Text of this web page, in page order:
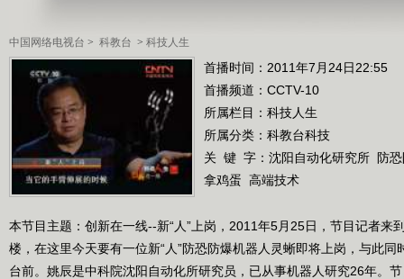
中国网络电视台 > 科教台 > 科技人生
首播时间：2011年7月24日22:55
首播频道： CCTV-10
所属栏目： 科技人生
所属分类：科教台科技
关 键 字： 沈阳自动化研究所 防
拿鸡蛋 高端技术
本节目主题：创新在一线--新“人”上岗，2011年5月25日，节目记者来
楼，在这里今天要有一位新“人”防恐防爆机器人灵蜥即将上岗，与此
台前。姚辰是中科院沈阳自动化所研究员，已从事机器人研究26年。